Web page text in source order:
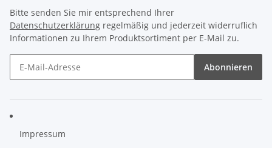
Bitte senden Sie mir entsprechend Ihrer
Datenschutzerklärung regelmäßig und jederzeit widerruflich
Informationen zu Ihrem Produktsortiment per E-Mail zu.
Abonnieren
Impressum